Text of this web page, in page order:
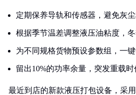
定期保养导轨和传感器，避免灰
根据季节温差调整液压油粘度，
为不同规格货物预设参数组，一
留出10%的功率余量，突发重载
最近到店的新款液压打包设备，采